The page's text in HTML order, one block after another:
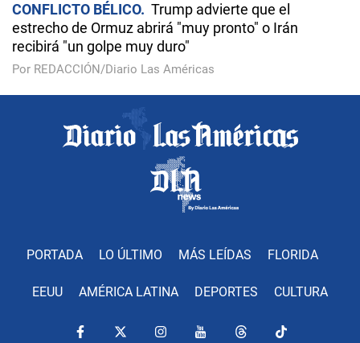
CONFLICTO BÉLICO
Trump advierte que el
estrecho de Ormuz abrirá "muy pronto" o Irán
recibirá "un golpe muy duro"
Por REDACCIÓN/Diario Las Américas
PORTADA LO ÚLTIMO MÁS LEÍDAS FLORIDA
EEUU AMÉRICA LATINA DEPORTES CULTURA